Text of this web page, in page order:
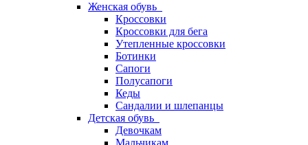
Женская обувь
Кроссовки
Кроссовки для бега
Утепленные кроссовки
Ботинки
Сапоги
Полусапоги
Кеды
Сандалии и шлепанцы
Детская обувь
Девочкам
Мальчикам